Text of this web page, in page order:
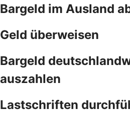
Bargeld im Ausland
Geld überweisen
Bargeld
auszahlen
Lastschriften